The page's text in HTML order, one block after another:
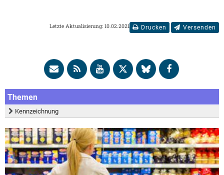
Drucken Versenden
Letzte Aktualisierung: 10.02.2021
Themen
Kennzeichnung